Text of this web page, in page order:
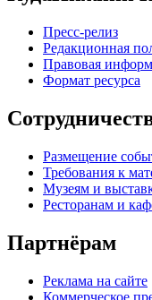
Пресс-релиз
Редакционная
Правовая
Формат ресурса
Размещение
Требования к
Музеям и
Ресторанам и
Партнёрам
Реклама на сайте
Коммерческое